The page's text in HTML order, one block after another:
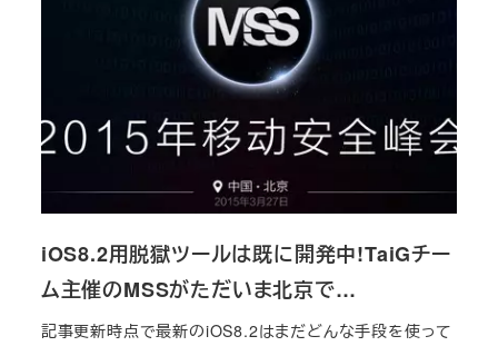
iOS8.2用脱獄ツールは既に開発中!TaiGチー
ム主催のMSSがただいま北京で…
記事更新時点で最新のiOS8.2はまだどんな手段を使って